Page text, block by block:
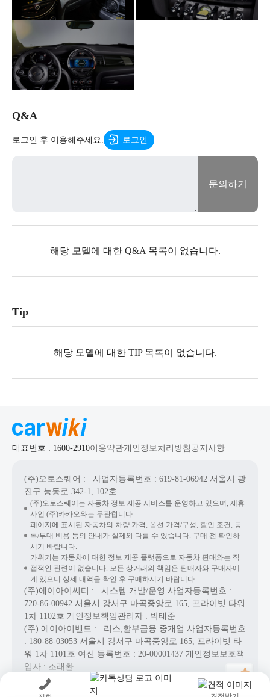
Q&A
로그인 후 이용해주세요. 로그인
문의하기
해당 모델에 대한 Q&A 목록이 없습니다.
Tip
해당 모델에 대한 TIP 목록이 없습니다.
대표번호 : 1600-2910이용약관개인정보처리방침 공지사항
(주)오토스퀘어 : 사업자등록번호 : 619-81-06942 서울시 광
진구 능동로 342-1, 102호
(주)오토스퀘어는 자동차 정보 제공 서비스를 운영하고 있으며, 제휴
사인 (주)카카오와는 무관합니다.
페이지에 표시된 자동차의 차량 가격, 옵션 가격/구성, 할인 조건, 등
록/부대 비용 등의 안내가 실제와 다를 수 있습니다. 구매 전 확인하
시기 바랍니다.
카위키는 자동차에 대한 정보 제공 플랫폼으로 자동차 판매와는 직
접적인 관련이 없습니다. 모든 상거래의 책임은 판매자와 구매자에
게 있으니 상세 내역을 확인 후 구매하시기 바랍니다.
(주)에이아이씨티 : 시스템 개발/운영 사업자등록번호 :
720-86-00942 서울시 강서구 마곡중앙로 165, 프라이빗 타워
1차 1102호 개인정보책임관리자 : 박태준
(주) 에이아이밴드 : 리스,할부금융 중개업 사업자등록번호
: 180-88-03053 서울시 강서구 마곡중앙로 165, 프라이빗 타
워 1차 1101호 여신 등록번호 : 20-00001437 개인정보보호책
임자 : 조래환
Copyright© AICT Co., Ltd. All Rights Reserved.